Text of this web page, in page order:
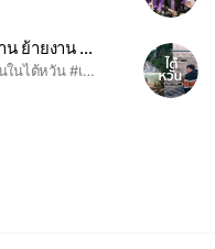
งาน ทักครับ
#บินพร้อมงานในไต้หวัน #ย้ายงานในไต้หวัน #เกาหลี #ต่างประเทศ #งานเกาหลี #งานต่างประเทศ #หางาน #สมัครงาน #K-ETA บินฟรี #งานสวน #งานนวด #งานโรงงาน #งานโรงแรม #งานไต้หวัน #บินราคาถูก #บินต่าวประเทศ #งานสวนไต้หวัน #ผีน้อยไต้หวัน